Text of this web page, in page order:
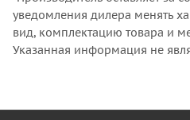
уведомления дилера менять
вид, комплектацию товара и
Указанная информация не